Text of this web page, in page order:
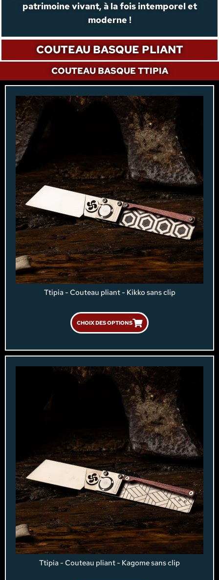
patrimoine vivant, à la fois intemporel et
moderne !
COUTEAU BASQUE PLIANT
COUTEAU BASQUE TTIPIA
Ttipia - Couteau pliant - Kikko sans clip
CHOIX DES OPTIONS
Ttipia - Couteau pliant - Kagome sans clip